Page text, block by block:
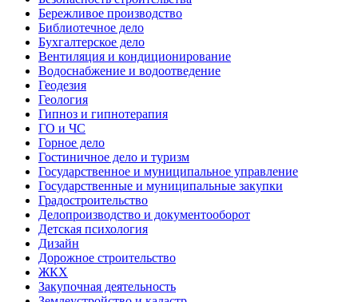
Бережливое производство
Библиотечное дело
Бухгалтерское дело
Вентиляция и кондиционирование
Водоснабжение и водоотведение
Геодезия
Геология
Гипноз и гипнотерапия
ГО и ЧС
Горное дело
Гостиничное дело и туризм
Государственное и муниципальное управление
Государственные и муниципальные закупки
Градостроительство
Делопроизводство и документооборот
Детская психология
Дизайн
Дорожное строительство
ЖКХ
Закупочная деятельность